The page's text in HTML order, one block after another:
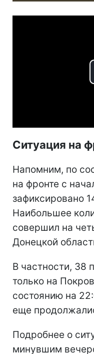
Ситуация на
Напомним, по
на фронте с
зафиксировано
Наибольшее
совершил на
Донецкой
В частности, 38
только на
состоянию на
еще
Подробнее о
минувшим